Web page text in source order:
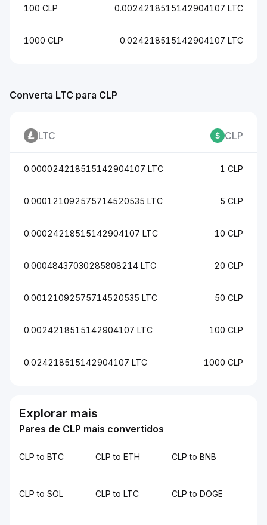
Converta LTC para CLP
LTC CLP
0.000024218515142904107 LTC 1 CLP
0.000121092575714520535 LTC 5 CLP
0.00024218515142904107 LTC 10 CLP
0.00048437030285808214 LTC 20 CLP
0.00121092575714520535 LTC 50 CLP
0.0024218515142904107 LTC 100 CLP
0.024218515142904107 LTC 1000 CLP
100 CLP 0.0024218515142904107 LTC
1000 CLP 0.024218515142904107 LTC
Explorar mais
Pares de CLP mais convertidos
CLP to BTC CLP to ETH CLP to BNB
CLP to SOL CLP to LTC CLP to DOGE